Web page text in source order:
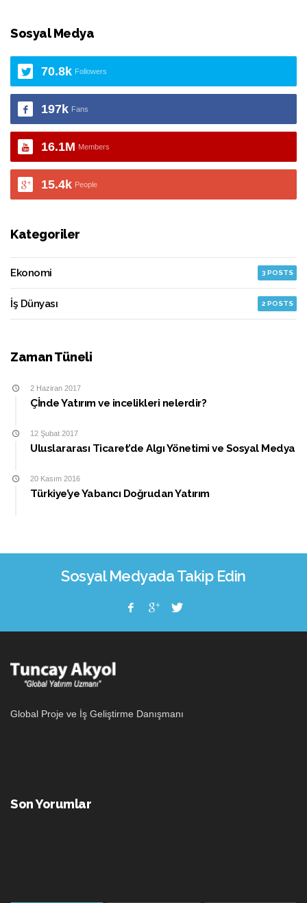
Sosyal Medya
70.8k Followers
197k Fans
16.1M Members
15.4k People
Kategoriler
Ekonomi 3 POSTS
İş Dünyası 2 POSTS
Zaman Tüneli
2 Haziran 2017
Çİnde Yatırım ve incelikleri nelerdir?
12 Şubat 2017
Uluslararası Ticaret’de Algı Yönetimi ve Sosyal Medya
20 Kasım 2016
Türkiye’ye Yabancı Doğrudan Yatırım
Sosyal Medyada Takip Edin
Global Proje ve İş Geliştirme Danışmanı
Son Yorumlar